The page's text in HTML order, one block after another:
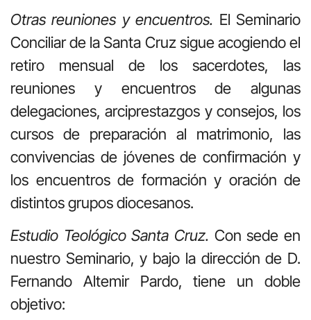
Otras reuniones y encuentros. El Seminario
Conciliar de la Santa Cruz sigue acogiendo el
retiro mensual de los sacerdotes, las
reuniones y encuentros de algunas
delegaciones, arciprestazgos y consejos, los
cursos de preparación al matrimonio, las
convivencias de jóvenes de confirmación y
los encuentros de formación y oración de
distintos grupos diocesanos.
Estudio Teológico Santa Cruz. Con sede en
nuestro Seminario, y bajo la dirección de D.
Fernando Altemir Pardo, tiene un doble
objetivo: